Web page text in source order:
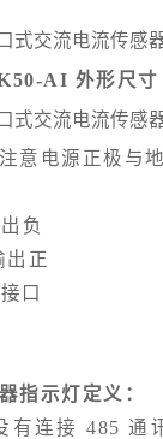
AI 外形尺寸
电源正极与地
负
正
口
指示灯定义：
有连接 485 通